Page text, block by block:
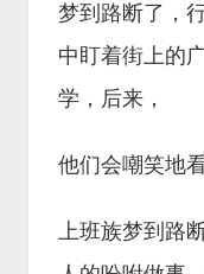
梦到路断了，
中盯着街上的
学，后来，
他们会嘲笑地
上班族梦到路